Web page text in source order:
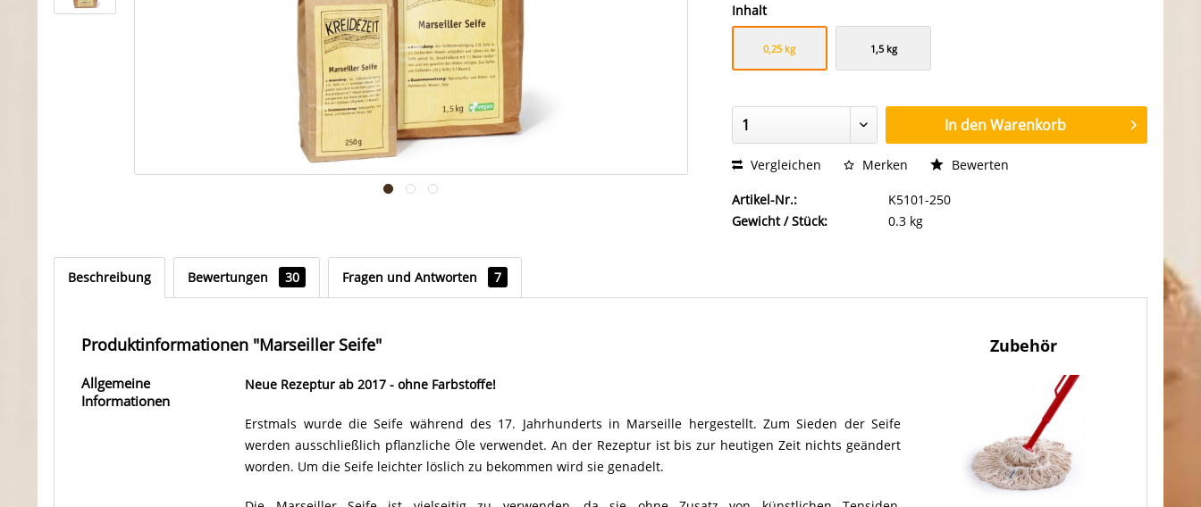
Inhalt
0,25 kg 1,5 kg
In den Warenkorb
Vergleichen Merken Bewerten
Artikel-Nr.:
K5101-250
Gewicht / Stück:
0.3 kg
Beschreibung Bewertungen 30 Fragen und Antworten 7
Produktinformationen "Marseiller Seife"
Allgemeine
Informationen
Neue Rezeptur ab 2017 - ohne Farbstoffe!
Erstmals wurde die Seife während des 17. Jahrhunderts in Marseille hergestellt. Zum Sieden der Seife
werden ausschließlich pflanzliche Öle verwendet. An der Rezeptur ist bis zur heutigen Zeit nichts geändert
worden. Um die Seife leichter löslich zu bekommen wird sie genadelt.
Zubehör